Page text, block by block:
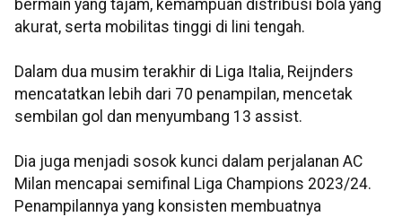
bermain yang tajam, kemampuan distribusi bola yang
akurat, serta mobilitas tinggi di lini tengah.
Dalam dua musim terakhir di Liga Italia, Reijnders
mencatatkan lebih dari 70 penampilan, mencetak
sembilan gol dan menyumbang 13 assist.
Dia juga menjadi sosok kunci dalam perjalanan AC
Milan mencapai semifinal Liga Champions 2023/24.
Penampilannya yang konsisten membuatnya